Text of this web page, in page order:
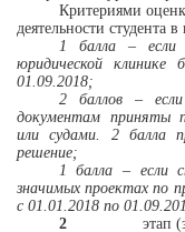
Критериями
деятельности студента
1 балла – если
юридической
01.09.2018;
2 баллов –
документам приняты
или судами. 2 балла
решение;
1 балла – если
значимых проектах по
с 01.01.2018 по
2
этап